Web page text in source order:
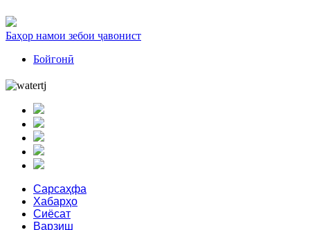
Баҳор намои зебои ҷавонист
Бойгонӣ
Сарсаҳфа
Хабарҳо
Сиёсат
Варзиш